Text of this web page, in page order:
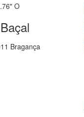
O
Bragança